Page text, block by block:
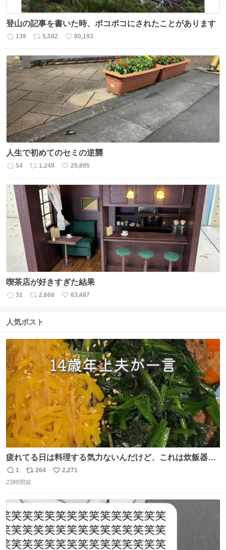
登山の記事を書いた時、ボコボコにされたことがあります
返
数
139
リ
ス
ト
数
5,582
い
ね
数
80,193
人生で初めてのセミの逆襲
返
数
54
リ
ス
数
1,249
い
数
25,895
喫茶店が好きすぎた結果
返
数
31
リ
ス
数
2,668
い
63,487
人気ポスト
疲れてる日は料理する気力ないんだけど、これは炊飯器に
おまかせするだけだから「これなら作れる！」ってなっ
た。
返
信
1
リ
ポ
数
264
い
2,271
23時間前